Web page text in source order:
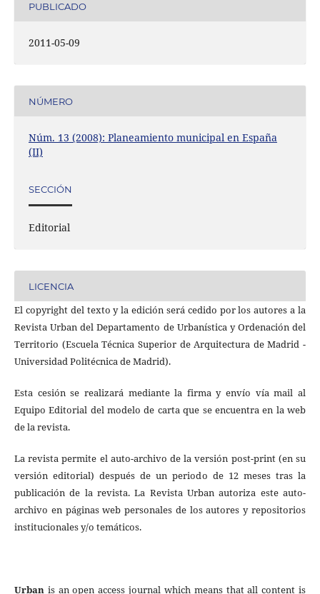
PUBLICADO
2011-05-09
NÚMERO
Núm. 13 (2008): Planeamiento municipal en España
(II)
SECCIÓN
Editorial
LICENCIA
El copyright del texto y la edición será cedido por los autores a la
Revista Urban del Departamento de Urbanística y Ordenación del
Territorio (Escuela Técnica Superior de Arquitectura de Madrid -
Universidad Politécnica de Madrid).
Esta cesión se realizará mediante la firma y envío vía mail al
Equipo Editorial del modelo de carta que se encuentra en la web
de la revista.
La revista permite el auto-archivo de la versión post-print (en su
versión editorial) después de un periodo de 12 meses tras la
publicación de la revista. La Revista Urban autoriza este auto-
archivo en páginas web personales de los autores y repositorios
institucionales y/o temáticos.
Urbanis an open access journal which means that all content is